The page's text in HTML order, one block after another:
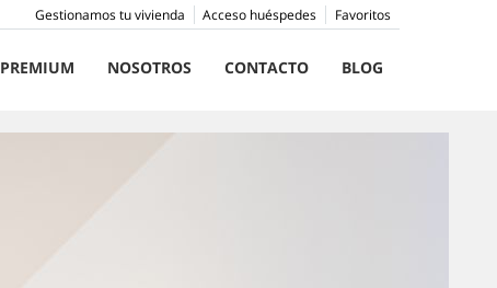
Favoritos
Acceso huéspedes
Gestionamos tu vivienda
PREMIUM NOSOTROS CONTACTO BLOG